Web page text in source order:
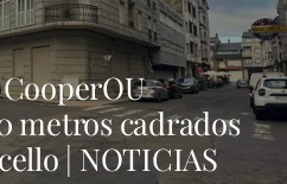
metros cadrados
| NOTICIAS